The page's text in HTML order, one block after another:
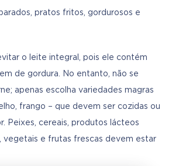
pratos fritos, gordurosos e
o leite integral, pois ele contém
de gordura. No entanto, não se
apenas escolha variedades magras
frango – que devem ser cozidas ou
Peixes, cereais, produtos lácteos
vegetais e frutas frescas devem estar